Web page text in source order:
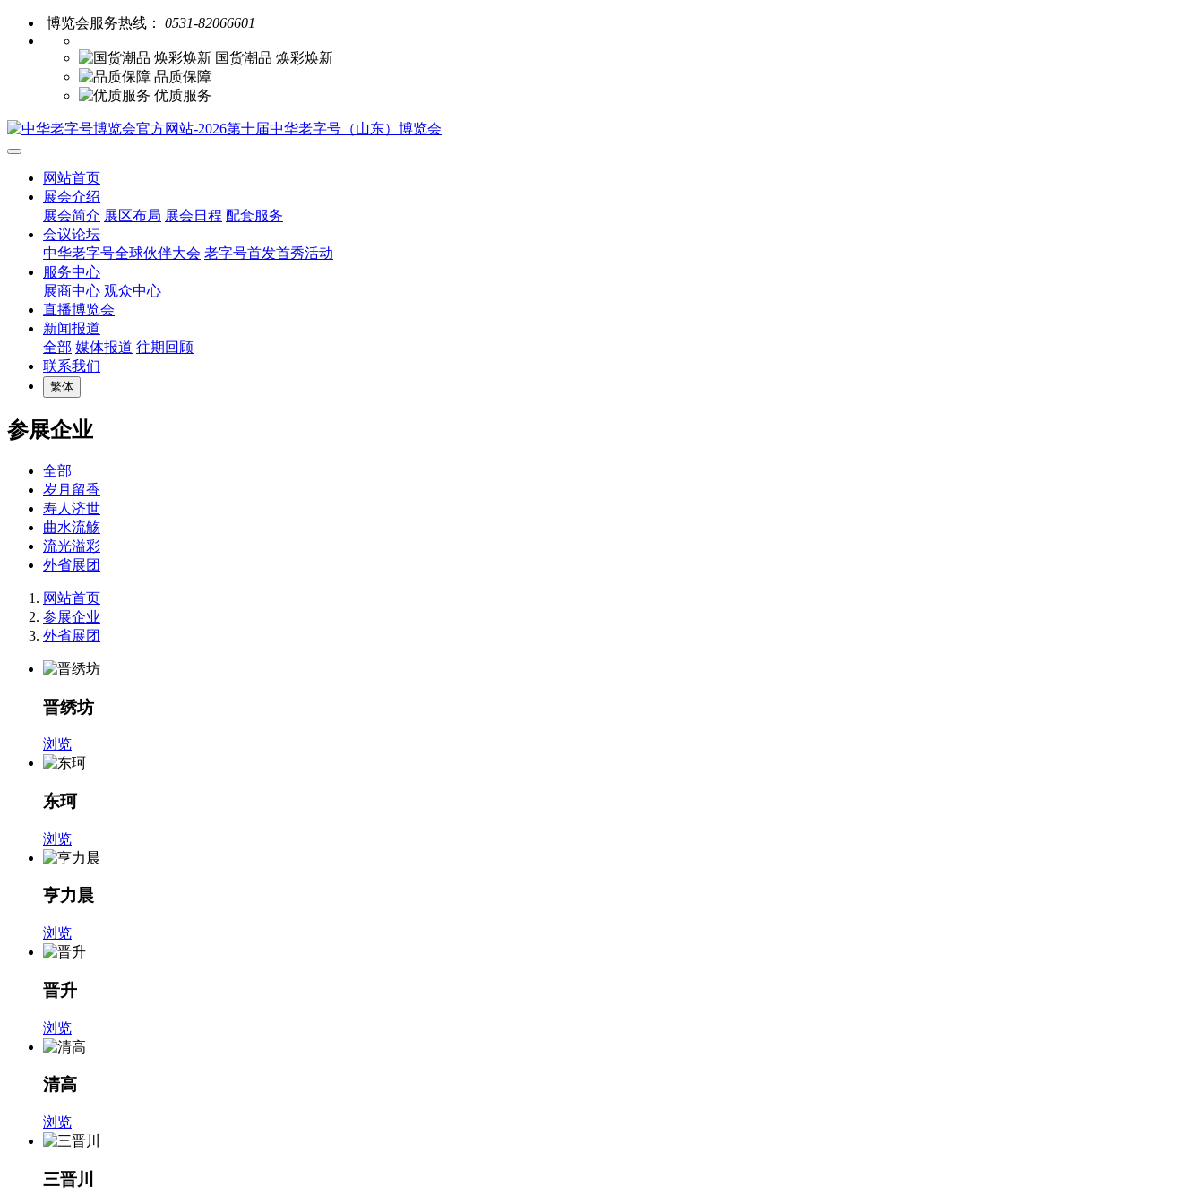
博览会服务热线： 0531-82066601
国货潮品 焕彩焕新
品质保障
优质服务
网站首页
展会介绍
展会简介 展区布局 展会日程 配套服务
会议论坛
中华老字号全球伙伴大会 老字号首发首秀活动
服务中心
展商中心 观众中心
直播博览会
新闻报道
全部 媒体报道 往期回顾
联系我们
繁体
参展企业
全部
岁月留香
寿人济世
曲水流觞
流光溢彩
外省展团
网站首页
参展企业
外省展团
晋绣坊
浏览
东珂
浏览
亨力晨
浏览
晋升
浏览
清高
浏览
三晋川